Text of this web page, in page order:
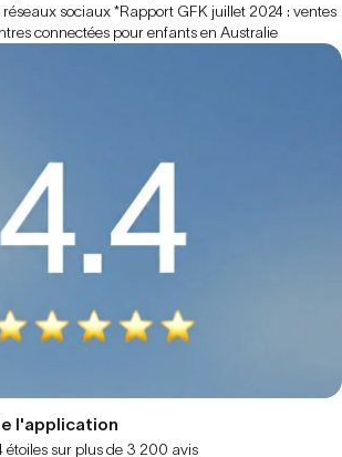
sociaux *Rapport GFK juillet 2024 : ventes
connectées pour enfants en Australie
l'application
étoiles sur plus de 3 200 avis